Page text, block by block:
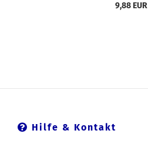
9,88 EUR
Hilfe & Kontakt